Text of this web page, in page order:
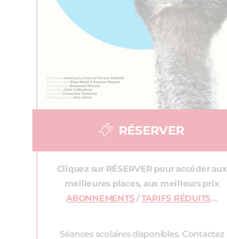
RÉSERVER
Cliquez sur RÉSERVER pour accéder aux
meilleures places, aux meilleurs prix
ABONNEMENTS / TARIFS RÉDUITS…
Séances scolaires disponibles. Contactez